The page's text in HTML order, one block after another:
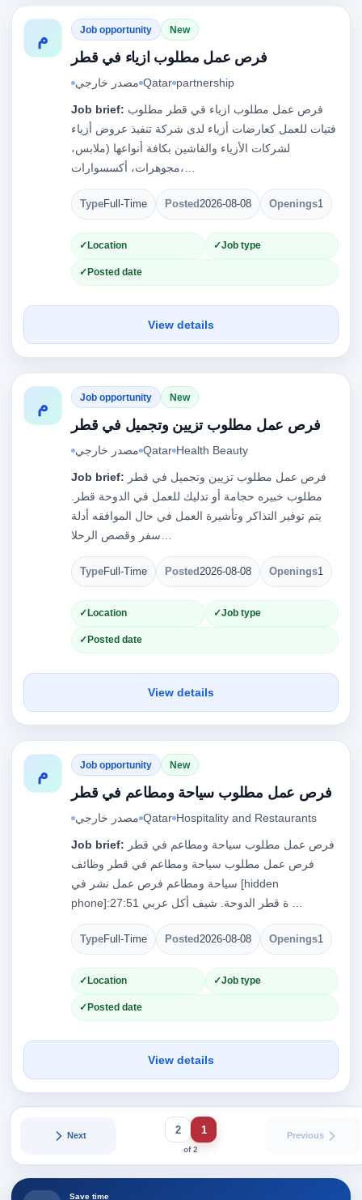
م Job opportunity New
فرص عمل مطلوب ازياء في قطر
مصدر خارجي Qatar partnership
Job brief:
فتيات للعمل كعارضات أزياء لدى شركة تنفيذ عروض أزياء
لشركات الأزياء والفاشين بكافة أنواعها (ملابس،
مجوهرات، أكسسوارات،…
TypeFull-Time Posted2026-08-08 Openings1
Location Job type
Posted date
View details
م Job opportunity New
فرص عمل مطلوب تزيين وتجميل في قطر
مصدر خارجي Qatar Health Beauty
Job brief:
مطلوب خبيره حجامة أو تدليك للعمل في الدوحة قطر.
يتم توفير التذاكر وتأشيرة العمل في حال الموافقه أدلة
TypeFull-Time Posted2026-08-08 Openings1
Location Job type
Posted date
View details
م Job opportunity New
فرص عمل مطلوب سياحة ومطاعم في قطر
مصدر خارجي Qatar Hospitality and Restaurants
Job brief:
فرص عمل مطلوب سياحة ومطاعم في قطر وظائف
سياحة ومطاعم فرص عمل نشر في [hidden
TypeFull-Time Posted2026-08-08 Openings1
Location Job type
Posted date
View details
Previous
1
2
of 2
Next
Save time